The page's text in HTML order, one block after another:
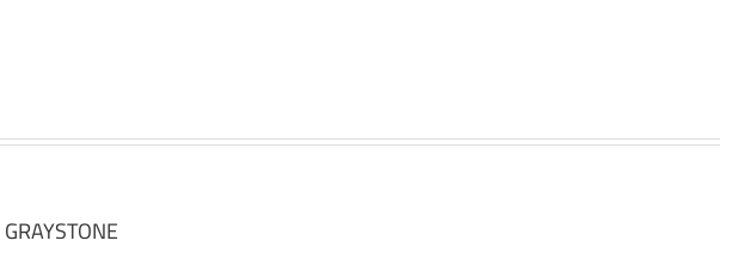
GRAYSTONE